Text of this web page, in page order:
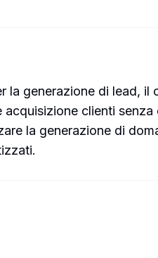
la generazione di lead, il
clienti senza
la generazione di